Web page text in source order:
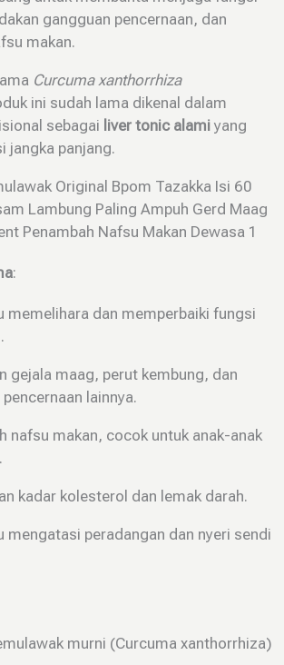
gangguan pencernaan, dan
makan.
Curcuma xanthorrhiza
ini sudah lama dikenal dalam
sebagai liver tonic alami yang
jangka panjang.
:
memelihara dan memperbaiki fungsi
gejala maag, perut kembung, dan
lainnya.
nafsu makan, cocok untuk anak-anak
kadar kolesterol dan lemak darah.
mengatasi peradangan dan nyeri sendi
murni (Curcuma xanthorrhiza)